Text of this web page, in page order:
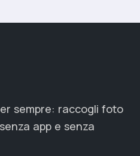
sempre: raccogli foto
app e senza